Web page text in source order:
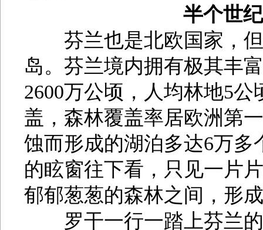
半个世
芬兰也是北欧国家，但
岛。芬兰境内拥有极其丰
2600万公顷，人均林地5
盖，森林覆盖率居欧洲第
蚀而形成的湖泊多达6万多
的眩窗往下看，只见一片
郁郁葱葱的森林之间，形
罗干一行一踏上芬兰的